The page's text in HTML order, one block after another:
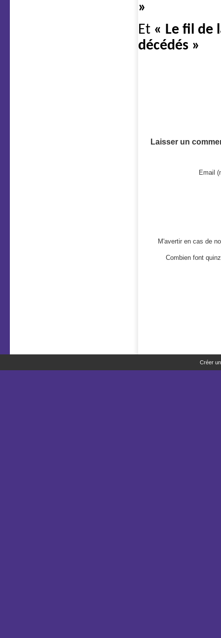
»
Et « Le fil de
décédés »
Laisser un
Email
M'avertir en cas de
Combien font
Créer